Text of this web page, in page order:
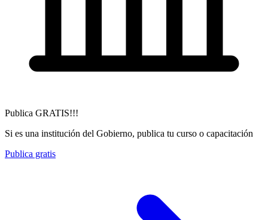
Publica GRATIS!!!
Si es una institución del Gobierno, publica tu curso o capacitación
Publica gratis